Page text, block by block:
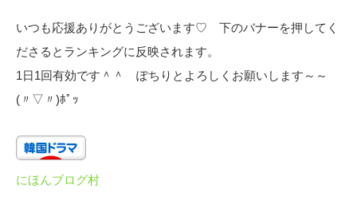
いつも応援ありがとうございます♡ 下のバナーを押してく
ださるとランキングに反映されます。
1日1回有効です＾＾ ぽちりとよろしくお願いします～～
(〃▽〃)ﾎﾟｯ
にほんブログ村